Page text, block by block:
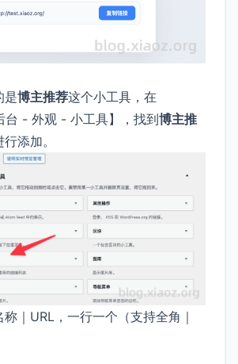
是博主推荐这个小工具，在
台 - 外观 - 小工具】，找到博主推
添加。
｜URL，一行一个（支持全角｜